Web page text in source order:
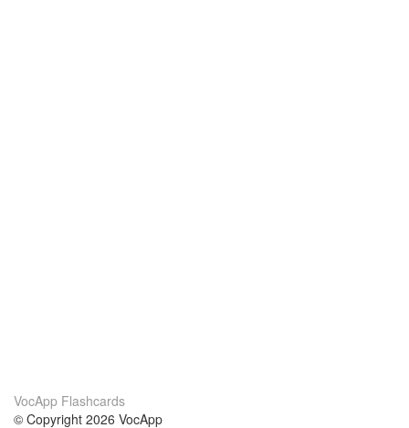
VocApp Flashcards
© Copyright 2026 VocApp